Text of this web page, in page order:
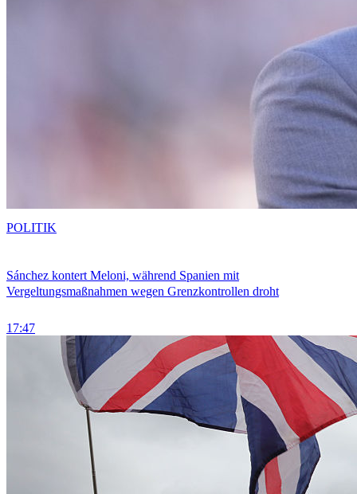
Sánchez kontert Meloni, während Spanien mit
Vergeltungsmaßnahmen wegen Grenzkontrollen droht
17:47
POLITIK